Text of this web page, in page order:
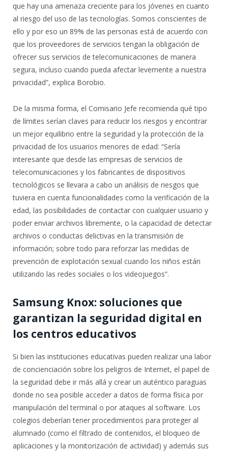
que hay una amenaza creciente para los jóvenes en cuanto
al riesgo del uso de las tecnologías. Somos conscientes de
ello y por eso un 89% de las personas está de acuerdo con
que los proveedores de servicios tengan la obligación de
ofrecer sus servicios de telecomunicaciones de manera
segura, incluso cuando pueda afectar levemente a nuestra
privacidad”, explica Borobio.
De la misma forma, el Comisario Jefe recomienda qué tipo
de límites serían claves para reducir los riesgos y encontrar
un mejor equilibrio entre la seguridad y la protección de la
privacidad de los usuarios menores de edad: “Sería
interesante que desde las empresas de servicios de
telecomunicaciones y los fabricantes de dispositivos
tecnológicos se llevara a cabo un análisis de riesgos que
tuviera en cuenta funcionalidades como la verificación de la
edad, las posibilidades de contactar con cualquier usuario y
poder enviar archivos libremente, o la capacidad de detectar
archivos o conductas delictivas en la transmisión de
información; sobre todo para reforzar las medidas de
prevención de explotación sexual cuando los niños están
utilizando las redes sociales o los videojuegos”.
Samsung Knox: soluciones que
garantizan la seguridad digital en
los centros educativos
Si bien las instituciones educativas pueden realizar una labor
de concienciación sobre los peligros de Internet, el papel de
la seguridad debe ir más allá y crear un auténtico paraguas
donde no sea posible acceder a datos de forma física por
manipulación del terminal o por ataques al software. Los
colegios deberían tener procedimientos para proteger al
alumnado (como el filtrado de contenidos, el bloqueo de
aplicaciones y la monitorización de actividad) y además sus